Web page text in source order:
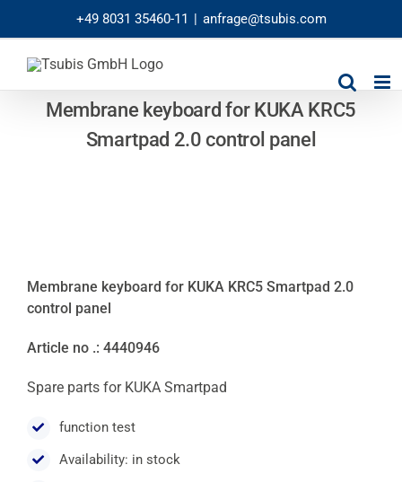
+49 8031 35460-11 | anfrage@tsubis.com
Membrane keyboard for KUKA KRC5
Smartpad 2.0 control panel
Membrane keyboard for KUKA KRC5 Smartpad 2.0
control panel
Article no .: 4440946
Spare parts for KUKA Smartpad
function test
Availability: in stock